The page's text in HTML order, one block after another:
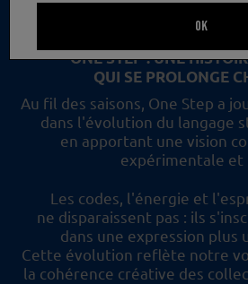
ONE STEP : UNE
QUI SE PROLONGE
Au fil des saisons, One Step a
dans l'évolution du langage
en apportant une vision
expérimentale et
Les codes, l'énergie et
ne disparaissent pas : ils
dans une expression plus
Cette évolution reflète notre
la cohérence créative des
OK